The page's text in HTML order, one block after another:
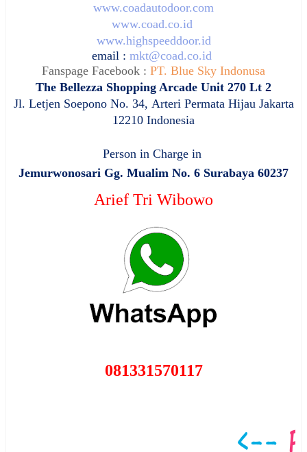
www.coadautodoor.com
www.coad.co.id
www.highspeeddoor.id
email : mkt@coad.co.id
Fanspage Facebook : PT. Blue Sky Indonusa
The Bellezza Shopping Arcade Unit 270 Lt 2
Jl. Letjen Soepono No. 34, Arteri Permata Hijau Jakarta
12210 Indonesia
Person in Charge in
Jemurwonosari Gg. Mualim No. 6 Surabaya 60237
Arief Tri Wibowo
081331570117